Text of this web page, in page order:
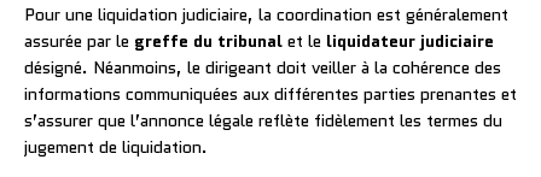
Pour une liquidation judiciaire, la coordination est généralement
assurée par le greffe du tribunal et le liquidateur judiciaire
désigné. Néanmoins, le dirigeant doit veiller à la cohérence des
informations communiquées aux différentes parties prenantes et
s’assurer que l’annonce légale reflète fidèlement les termes du
jugement de liquidation.